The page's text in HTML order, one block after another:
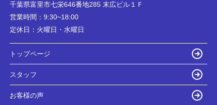
千葉県富里市七栄646番地285 末広ビル１Ｆ
営業時間： 9:30~18:00
定休日： 火曜日・水曜日
トップページ
スタッフ
お客様の声